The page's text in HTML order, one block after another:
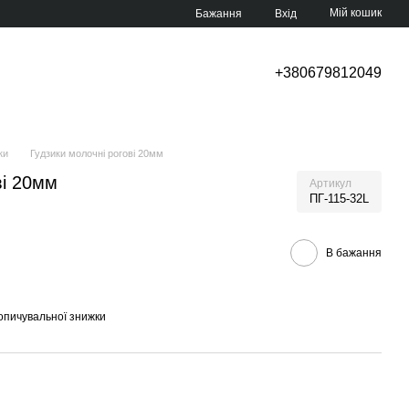
Бажання Вхід Мій кошик
+380679812049
Гудзики молочні рогові 20мм
20мм Артикул
ПГ-115-32L
В бажання
знижки